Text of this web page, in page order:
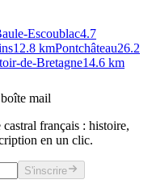
Escoublac4.7
12.8 kmPontchâteau26.2
de-Bretagne14.6 km
mail
français : histoire,
en un clic.
S'inscrire